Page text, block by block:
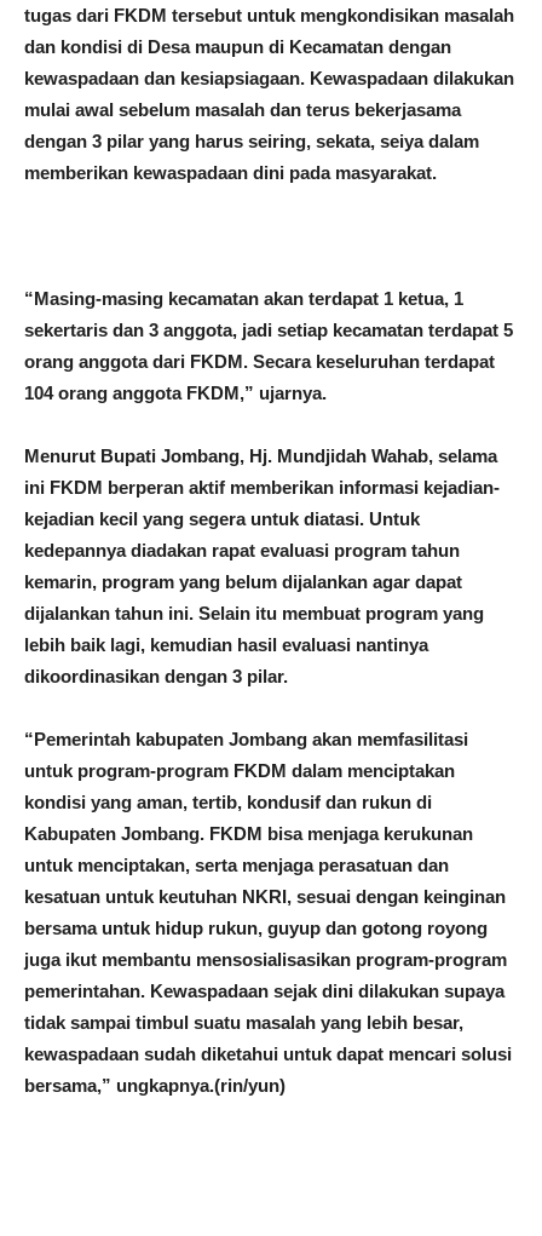
tugas dari FKDM tersebut untuk mengkondisikan masalah
dan kondisi di Desa maupun di Kecamatan dengan
kewaspadaan dan kesiapsiagaan. Kewaspadaan dilakukan
mulai awal sebelum masalah dan terus bekerjasama
dengan 3 pilar yang harus seiring, sekata, seiya dalam
memberikan kewaspadaan dini pada masyarakat.
“Masing-masing kecamatan akan terdapat 1 ketua, 1
sekertaris dan 3 anggota, jadi setiap kecamatan terdapat 5
orang anggota dari FKDM. Secara keseluruhan terdapat
104 orang anggota FKDM,” ujarnya.
Menurut Bupati Jombang, Hj. Mundjidah Wahab, selama
ini FKDM berperan aktif memberikan informasi kejadian-
kejadian kecil yang segera untuk diatasi. Untuk
kedepannya diadakan rapat evaluasi program tahun
kemarin, program yang belum dijalankan agar dapat
dijalankan tahun ini. Selain itu membuat program yang
lebih baik lagi, kemudian hasil evaluasi nantinya
dikoordinasikan dengan 3 pilar.
“Pemerintah kabupaten Jombang akan memfasilitasi
untuk program-program FKDM dalam menciptakan
kondisi yang aman, tertib, kondusif dan rukun di
Kabupaten Jombang. FKDM bisa menjaga kerukunan
untuk menciptakan, serta menjaga perasatuan dan
kesatuan untuk keutuhan NKRI, sesuai dengan keinginan
bersama untuk hidup rukun, guyup dan gotong royong
juga ikut membantu mensosialisasikan program-program
pemerintahan. Kewaspadaan sejak dini dilakukan supaya
tidak sampai timbul suatu masalah yang lebih besar,
kewaspadaan sudah diketahui untuk dapat mencari solusi
bersama,” ungkapnya.(rin/yun)